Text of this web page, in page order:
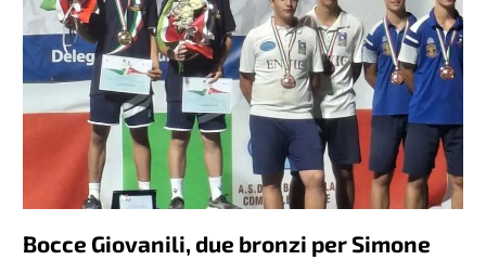
Bocce Giovanili, due bronzi per Simone